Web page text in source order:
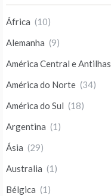
África (10)
Alemanha (9)
América Central e Antilhas
América do Norte (34)
América do Sul (18)
Argentina (1)
Ásia (29)
Australia (1)
Bélgica (1)